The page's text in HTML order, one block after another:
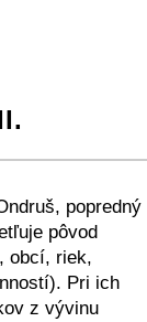
popredný
pôvod
obcí, riek,
Pri ich
z vývinu